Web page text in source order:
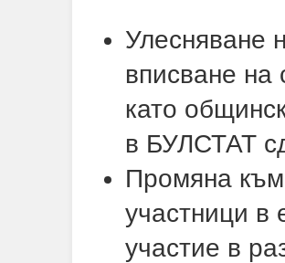
Улесняване
вписване на
като
в БУЛСТАТ
Промяна
участници в
участие в